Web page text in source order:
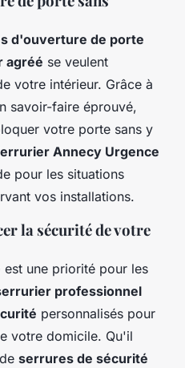
d'ouverture de porte
agréé se veulent
votre intérieur. Grâce à
savoir-faire éprouvé,
votre porte sans y
Annecy Urgence
pour les situations
vos installations.
la sécurité de votre
est une priorité pour les
professionnel
personnalisés pour
votre domicile. Qu'il
serrures de sécurité